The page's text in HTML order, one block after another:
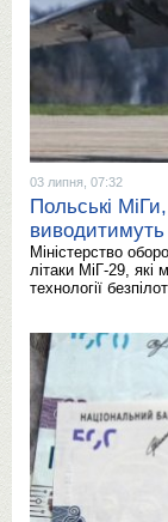
03 липня, 07:32
Польські
виводитимуть
Міністерство
літаки МіГ-29, які
технології